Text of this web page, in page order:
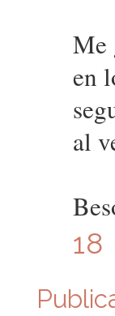
Me
en
al
18